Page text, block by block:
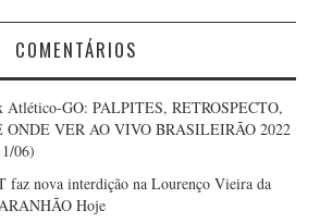
COMENTÁRIOS
Atlético-GO: PALPITES, RETROSPECTO,
ONDE VER AO VIVO BRASILEIRÃO 2022
06)
faz nova interdição na Lourenço Vieira da
Hoje